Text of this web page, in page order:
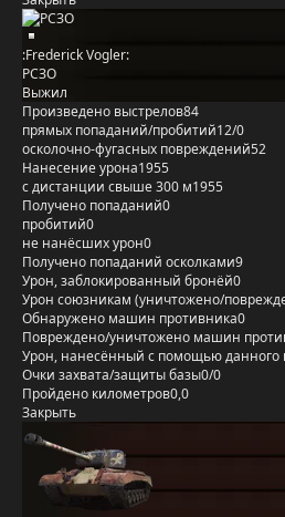
:Frederick Vogler:
РСЗО
Выжил
Произведено выстрелов84
прямых попаданий/пробитий12/0
осколочно-фугасных повреждений52
Нанесение урона1955
с дистанции свыше 300 м1955
Получено попаданий0
пробитий0
не нанёсших урон0
Получено попаданий осколками9
Урон, заблокированный бронёй0
Урон союзникам (уничтожено/
Обнаружено машин противника0
Повреждено/уничтожено машин
Урон, нанесённый с помощью данного
Очки захвата/защиты базы0/0
Пройдено километров0,0
Закрыть